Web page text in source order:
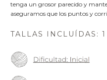
tenga un grosor parecido y
aseguramos que los puntos y
TALLAS INCLUÍDAS: